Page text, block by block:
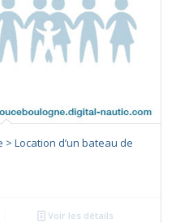
Location d’un bateau de
Voir les détails